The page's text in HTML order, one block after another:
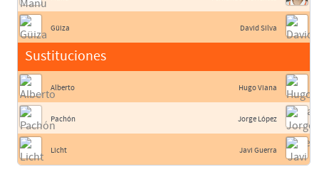
Güiza
Sustituciones
Alberto
Pachón
Licht
David Silva
Hugo Viana
Jorge López
Javi Guerra